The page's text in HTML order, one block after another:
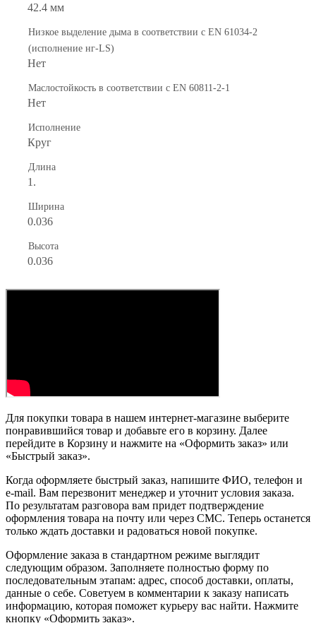
42.4 мм
Низкое выделение дыма в соответствии с EN 61034-2
(исполнение нг-LS)
Нет
Маслостойкость в соответствии с EN 60811-2-1
Нет
Исполнение
Круг
Длина
1.
Ширина
0.036
Высота
0.036
Для покупки товара в нашем интернет-магазине выберите
понравившийся товар и добавьте его в корзину. Далее
перейдите в Корзину и нажмите на «Оформить заказ» или
«Быстрый заказ».
Когда оформляете быстрый заказ, напишите ФИО, телефон и
e-mail. Вам перезвонит менеджер и уточнит условия заказа.
По результатам разговора вам придет подтверждение
оформления товара на почту или через СМС. Теперь останется
только ждать доставки и радоваться новой покупке.
Оформление заказа в стандартном режиме выглядит
следующим образом. Заполняете полностью форму по
последовательным этапам: адрес, способ доставки, оплаты,
данные о себе. Советуем в комментарии к заказу написать
информацию, которая поможет курьеру вас найти. Нажмите
кнопку «Оформить заказ».